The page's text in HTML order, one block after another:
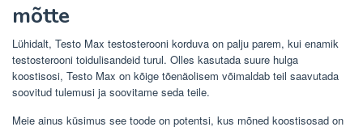
mõtte
Lühidalt, Testo Max testosterooni korduva on palju parem, kui enamik
testosterooni toidulisandeid turul. Olles kasutada suure hulga
koostisosi, Testo Max on kõige tõenäolisem võimaldab teil saavutada
soovitud tulemusi ja soovitame seda teile.
Meie ainus küsimus see toode on potentsi, kus mõned koostisosad on